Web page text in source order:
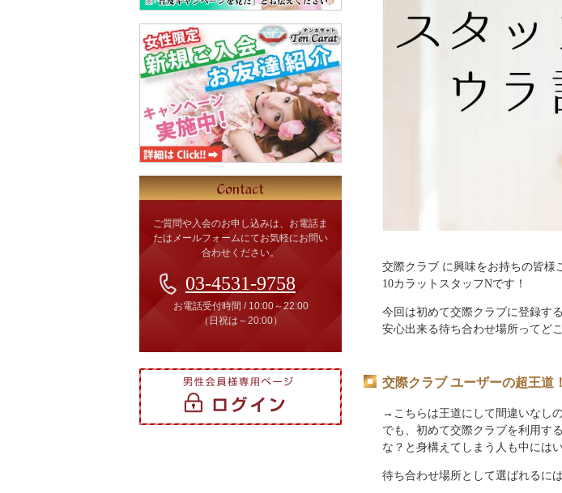
交際クラブ に興味をお持ちの皆様
10カラットスタッフNです！
今回は初めて交際クラブに登録す
安心出来る待ち合わせ場所ってど
交際クラブ ユーザーの超王道
→ こちらは王道にして間違いなし
でも、初めて交際クラブを利用す
な？と身構えてしまう人も中には
待ち合わせ場所として選ばれるに
ご質問や入会のお申し込みは、お電話ま
たはメールフォームにてお気軽にお問い
合わせください。
03-4531-9758
お電話受付時間 / 10:00～22:00
（日祝は～20:00）